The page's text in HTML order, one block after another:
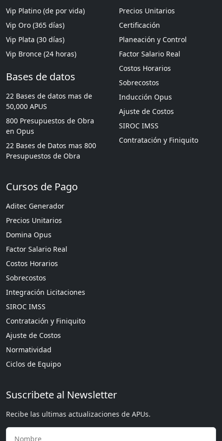
Vip Platino (de por vida)
Vip Oro (365 días)
Vip Plata (30 días)
Vip Bronce (24 horas)
Bases de datos
22 Bases de datos mas de
50,000 APUS
800 Presupuestos de Obra
en Opus
22 Bases de Datos mas 800
Presupuestos de Obra
Precios Unitarios
Certificación
Planeación y Control
Factor Salario Real
Costos Horarios
Sobrecostos
Inducción Opus
Ajuste de Costos
SIROC IMSS
Contratación y Finiquito
Cursos de Pago
Aditec Generador
Precios Unitarios
Domina Opus
Factor Salario Real
Costos Horarios
Sobrecostos
Integración Licitaciones
SIROC IMSS
Contratación y Finiquito
Ajuste de Costos
Normatividad
Ciclos de Equipo
Suscribete al Newsletter
Recibe las ultimas actualizaciones de APUs.